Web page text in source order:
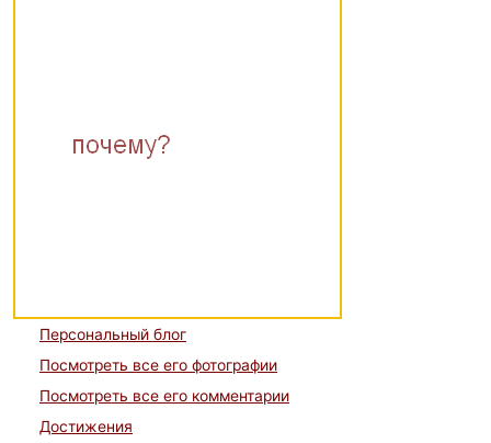
Персональный блог
Посмотреть все его фотографии
Посмотреть все его комментарии
Достижения